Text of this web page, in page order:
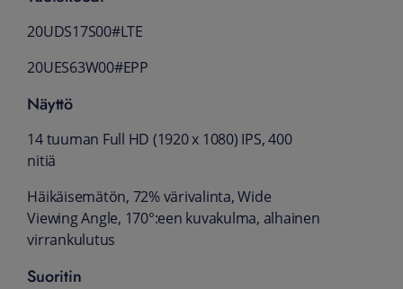
20UDS17S00#LTE
20UES63W00#EPP
Näyttö
14 tuuman Full HD (1920 x 1080) IPS, 400
nitiä
Häikäisemätön, 72% värivalinta, Wide
Viewing Angle, 170°:een kuvakulma, alhainen
virrankulutus
Suoritin